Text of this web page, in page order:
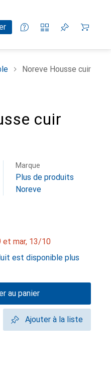
Noreve Housse cuir
cuir
Marque
Plus de produits
Noreve
et mar, 13/10
est disponible plus
au panier
Ajouter à la liste